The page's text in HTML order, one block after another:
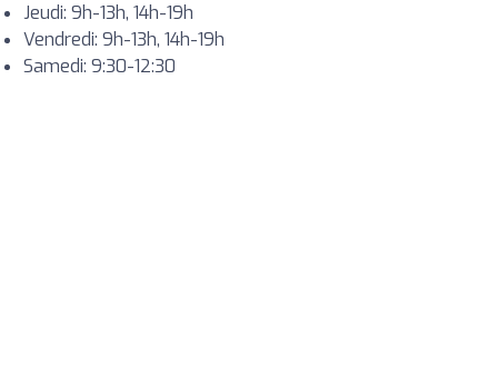
Jeudi: 9h-13h, 14h-19h
Vendredi: 9h-13h, 14h-19h
Samedi: 9:30-12:30